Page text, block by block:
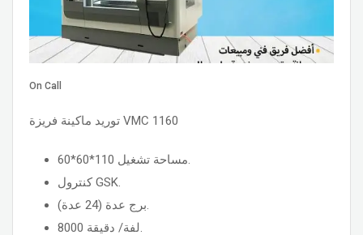
On Call
توريد ماكينة فريزة VMC 1160
مساحة تشغيل 110*60*60.
كنترول GSK.
برج عدة (24 عدة).
8000 لفة/ دقيقة.